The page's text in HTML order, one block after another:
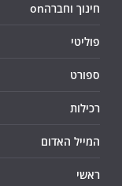
חינוך וחברהon
פוליטי
ספורט
רכילות
המייל האדום
ראשי